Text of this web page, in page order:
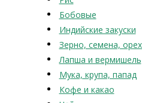
Бобовые
Индийские закуски
Зерно, семена,
Лапша и вермишель
Мука, крупа, папад
Кофе и какао